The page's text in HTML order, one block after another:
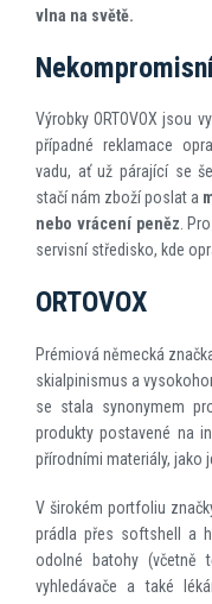
vlna na světě.
Výrobky ORTOVOX jsou
případné reklamace
vadu, ať už párající se
stačí nám zboží poslat a
nebo vrácení peněz.
servisní středisko, kde
ORTOVOX
Prémiová německá
skialpinismus a
se stala synonymem
produkty postavené na
přírodními materiály, jako
V širokém portfoliu
prádla přes softshell a
odolné batohy (včetně
vyhledávače a také